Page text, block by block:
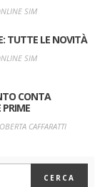
SIM
TUTTE LE NOVITÀ
SIM
CONTA
PRIME
CAFFARATTI